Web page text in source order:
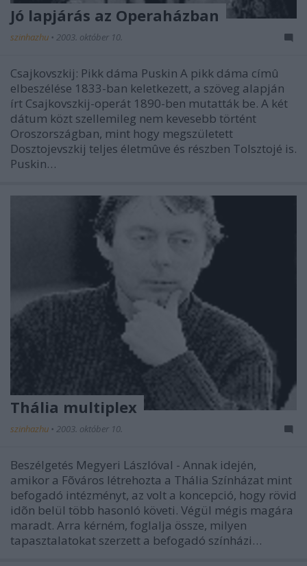
Jó lapjárás az Operaházban
szinhazhu • 2003. október 10.
Csajkovszkij: Pikk dáma Puskin A pikk dáma címû
elbeszélése 1833-ban keletkezett, a szöveg alapján
írt Csajkovszkij-operát 1890-ben mutatták be. A két
dátum közt szellemileg nem kevesebb történt
Oroszországban, mint hogy megszületett
Dosztojevszkij teljes életmûve és részben Tolsztojé is.
Puskin…
Thália multiplex
szinhazhu • 2003. október 10.
Beszélgetés Megyeri Lászlóval - Annak idején,
amikor a Fõváros létrehozta a Thália Színházat mint
befogadó intézményt, az volt a koncepció, hogy rövid
idõn belül több hasonló követi. Végül mégis magára
maradt. Arra kérném, foglalja össze, milyen
tapasztalatokat szerzett a befogadó színházi…